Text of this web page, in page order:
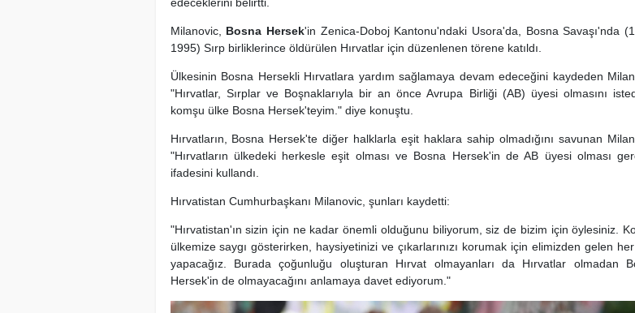
Milanovic, Bosna Hersek'in Zenica-Doboj Kantonu'ndaki Usora'da, Bosna Savaşı'nda
1995) Sırp birliklerince öldürülen Hırvatlar için düzenlenen törene katıldı.
Ülkesinin Bosna Hersekli Hırvatlara yardım sağlamaya devam edeceğini kaydeden
"Hırvatlar, Sırplar ve Boşnaklarıyla bir an önce Avrupa Birliği (AB) üyesi olmasını
komşu ülke Bosna Hersek'teyim." diye konuştu.
Hırvatların, Bosna Hersek'te diğer halklarla eşit haklara sahip olmadığını savunan
"Hırvatların ülkedeki herkesle eşit olması ve Bosna Hersek'in de AB üyesi olması
ifadesini kullandı.
Hırvatistan Cumhurbaşkanı Milanovic, şunları kaydetti:
"Hırvatistan'ın sizin için ne kadar önemli olduğunu biliyorum, siz de bizim için öylesiniz.
ülkemize saygı gösterirken, haysiyetinizi ve çıkarlarınızı korumak için elimizden gelen
yapacağız. Burada çoğunluğu oluşturan Hırvat olmayanları da Hırvatlar olmadan
Hersek'in de olmayacağını anlamaya davet ediyorum."